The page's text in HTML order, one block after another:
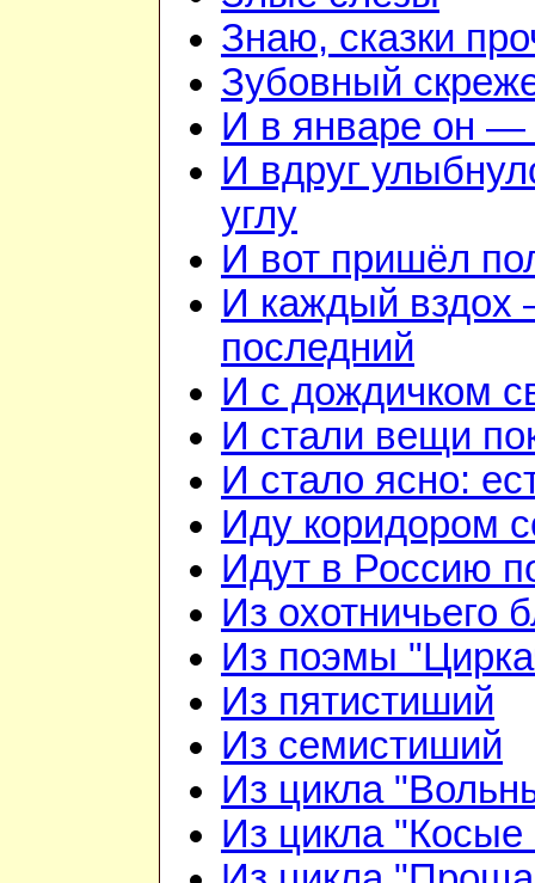
Знаю, сказки
Зубовный
И в январе он —
И вдруг
углу
И вот пришёл
И каждый вздох
последний
И с дождичком
И стали вещи
И стало ясно:
Иду коридором
Идут в Россию
Из охотничьего
Из поэмы
Из пятистиший
Из семистиший
Из цикла
Из цикла "Косые